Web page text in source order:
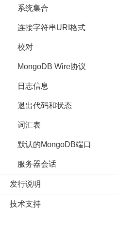
系统集合
连接字符串URI格式
校对
MongoDB Wire协议
日志信息
退出代码和状态
词汇表
默认的MongoDB端口
服务器会话
发行说明
技术支持